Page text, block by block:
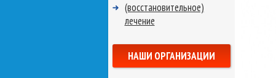
(восстановительное)
лечение
НАШИ ОРГАНИЗАЦИИ